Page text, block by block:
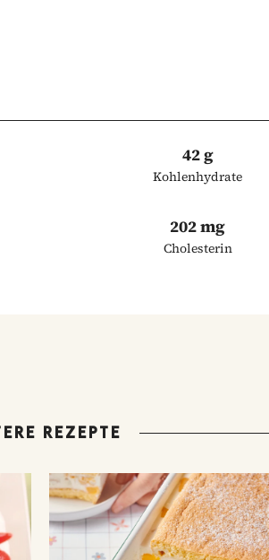
42 g
Kohlenhydrate
202 mg
Cholesterin
REZEPTE